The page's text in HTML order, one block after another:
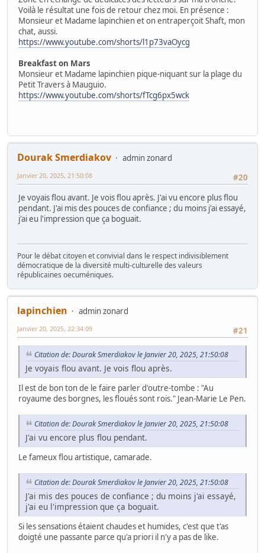
Voilà le résultat une fois de retour chez moi. En présence :
Monsieur et Madame lapinchien et on entraperçoit Shaft, mon
chat, aussi.
https://www.youtube.com/shorts/l1p73vaOycg
Breakfast on Mars
Monsieur et Madame lapinchien pique-niquant sur la plage du
Petit Travers à Mauguio.
https://www.youtube.com/shorts/fTcg6px5wck
Dourak Smerdiakov
admin zonard
#20
Janvier 20, 2025, 21:50:08
Je voyais flou avant. Je vois flou après. J'ai vu encore plus flou
pendant. J'ai mis des pouces de confiance ; du moins j'ai essayé,
j'ai eu l'impression que ça boguait.
Pour le débat citoyen et convivial dans le respect indivisiblement
démocratique de la diversité multi-culturelle des valeurs
républicaines oecuméniques.
lapinchien
admin zonard
#21
Janvier 20, 2025, 22:34:09
Citation de: Dourak Smerdiakov le Janvier 20, 2025, 21:50:08
Je voyais flou avant. Je vois flou après.
Il est de bon ton de le faire parler d'outre-tombe : "Au
royaume des borgnes, les floués sont rois." Jean-Marie Le Pen.
Citation de: Dourak Smerdiakov le Janvier 20, 2025, 21:50:08
J'ai vu encore plus flou pendant.
Le fameux flou artistique, camarade.
Citation de: Dourak Smerdiakov le Janvier 20, 2025, 21:50:08
J'ai mis des pouces de confiance ; du moins j'ai essayé,
j'ai eu l'impression que ça boguait.
Si les sensations étaient chaudes et humides, c'est que t'as
doigté une passante parce qu'a priori il n'y a pas de like.